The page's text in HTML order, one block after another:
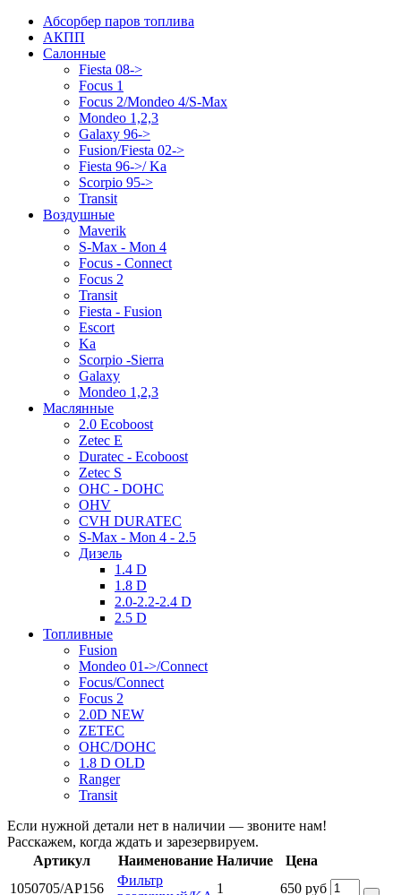
Абсорбер паров топлива
АКПП
Салонные
Fiesta 08->
Focus 1
Focus 2/Mondeo 4/S-Max
Mondeo 1,2,3
Galaxy 96->
Fusion/Fiesta 02->
Fiesta 96->/ Ka
Scorpio 95->
Transit
Воздушные
Maverik
S-Max - Mon 4
Focus - Connect
Focus 2
Transit
Fiesta - Fusion
Escort
Ka
Scorpio -Sierra
Galaxy
Mondeo 1,2,3
Маслянные
2.0 Ecoboost
Zetec E
Duratec - Ecoboost
Zetec S
OHC - DOHC
OHV
CVH DURATEC
S-Max - Mon 4 - 2.5
Дизель
1.4 D
1.8 D
2.0-2.2-2.4 D
2.5 D
Топливные
Fusion
Mondeo 01->/Connect
Focus/Connect
Focus 2
2.0D NEW
ZETEC
OHC/DOHC
1.8 D OLD
Ranger
Transit
Если нужной детали нет в наличии — звоните нам!
Расскажем, когда ждать и зарезервируем.
Артикул
Наименование Наличие
Цена
1050705/AP156
Фильтр
1 650 руб